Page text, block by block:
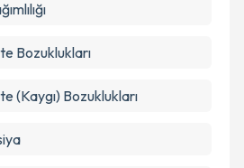
Talebini Gönder
Bozuklukları
(Kaygı) Bozuklukları